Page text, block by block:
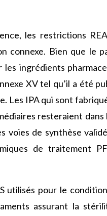
les restrictions
connexe. Bien que le
ingrédients
XV tel qu’il a été
Les IPA qui sont
resteraient
voies de synthèse
de traitement
utilisés pour le
assurant la